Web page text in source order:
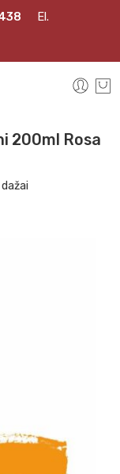
El.
200ml Rosa